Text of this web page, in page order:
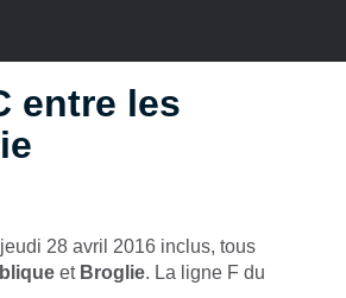
entre les
28 avril 2016 inclus, tous
et Broglie. La ligne F du